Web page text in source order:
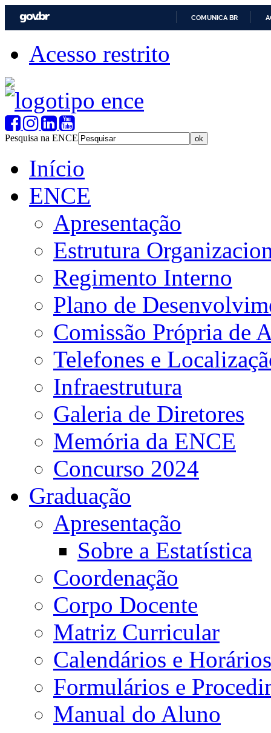
COMUNICA BR
Acesso restrito
Pesquisa na ENCE
Início
ENCE
Apresentação
Estrutura
Regimento Interno
Plano de
Comissão Própria de
Telefones e
Infraestrutura
Galeria de Diretores
Memória da ENCE
Concurso 2024
Graduação
Apresentação
Sobre a Estatística
Coordenação
Corpo Docente
Matriz Curricular
Calendários e Horários
Formulários e
Manual do Aluno